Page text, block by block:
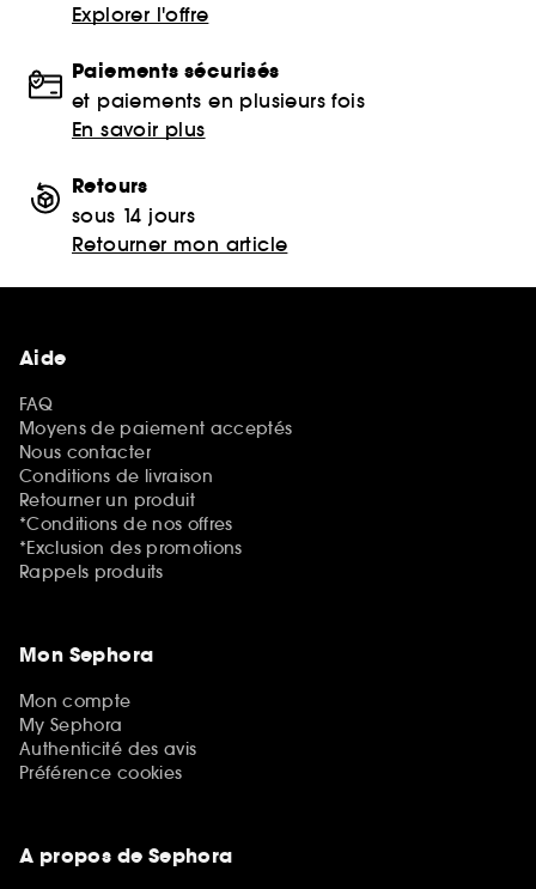
Explorer l'offre
Paiements sécurisés
et paiements en plusieurs fois
En savoir plus
Retours
sous 14 jours
Retourner mon article
Aide
FAQ
Moyens de paiement acceptés
Nous contacter
Conditions de livraison
Retourner un produit
*Conditions de nos offres
*Exclusion des promotions
Rappels produits
Mon Sephora
Mon compte
My Sephora
Authenticité des avis
Préférence cookies
A propos de Sephora